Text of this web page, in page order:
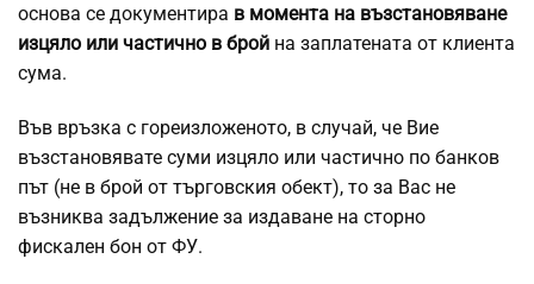
основа се документира в момента на възстановяване
изцяло или частично в брой на заплатената от клиента
сума.
Във връзка с гореизложеното, в случай, че Вие
възстановявате суми изцяло или частично по банков
път (не в брой от търговския обект), то за Вас не
възниква задължение за издаване на сторно
фискален бон от ФУ.